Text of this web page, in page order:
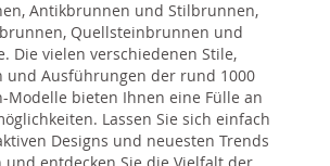
Antikbrunnen und Stilbrunnen,
Quellsteinbrunnen und
Die vielen verschiedenen Stile,
und Ausführungen der rund 1000
Modelle bieten Ihnen eine Fülle an
Lassen Sie sich einfach
Designs und neuesten Trends